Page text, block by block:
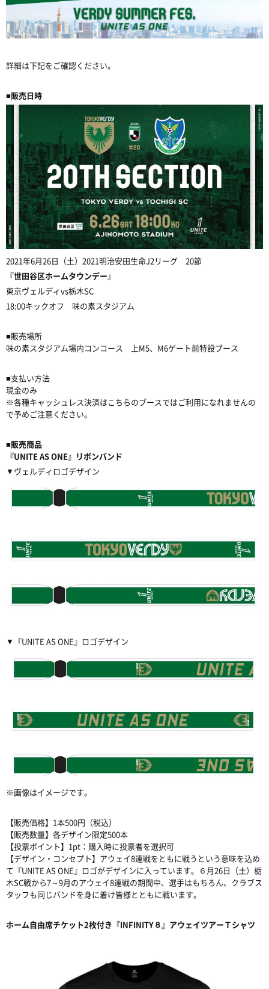
詳細は下記をご確認ください。
■販売日時
2021年6月26日（土）2021明治安田生命J2リーグ 20節
『世田谷区ホームタウンデー』
東京ヴェルディvs栃木SC
18:00キックオフ 味の素スタジアム
■販売場所
味の素スタジアム場内コンコース 上M5、M6ゲート前特設ブース
■支払い方法
現金のみ
※各種キャッシュレス決済はこちらのブースではご利用になれませんの
で予めご注意ください。
■販売商品
『UNITE AS ONE』リボンバンド
▼ヴェルディロゴデザイン
▼『UNITE AS ONE』ロゴデザイン
※画像はイメージです。
【販売価格】1本500円（税込）
【販売数量】各デザイン限定500本
【投票ポイント】1pt：購入時に投票者を選択可
【デザイン・コンセプト】アウェイ8連戦をともに戦うという意味を込め
て『UNITE AS ONE』ロゴがデザインに入っています。６月26日（土）栃
木SC戦から7～9月のアウェイ8連戦の期間中、選手はもちろん、クラブス
タッフも同じバンドを身に着け皆様とともに戦います。
ホーム自由席チケット2枚付き『INFINITY８』アウェイツアーＴシャツ